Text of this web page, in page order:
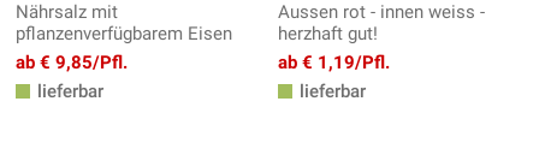
Nährsalz mit
pflanzenverfügbarem Eisen
ab € 9,85/Pfl.
lieferbar
Aussen rot - innen weiss -
herzhaft gut!
ab € 1,19/Pfl.
lieferbar